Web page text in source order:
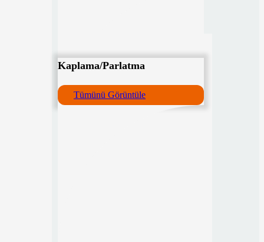
Kaplama/Parlatma
Tümünü Görüntüle